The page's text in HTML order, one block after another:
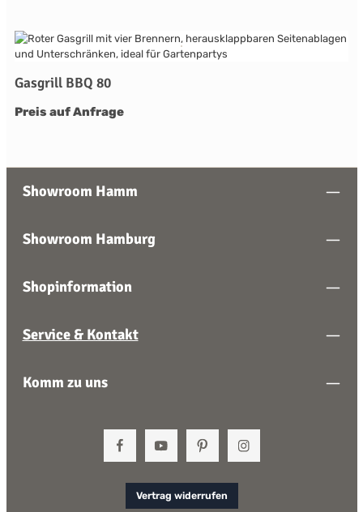
Gasgrill BBQ 80
Preis auf Anfrage
Showroom Hamm
Showroom Hamburg
Shopinformation
Service & Kontakt
Komm zu uns
Vertrag widerrufen